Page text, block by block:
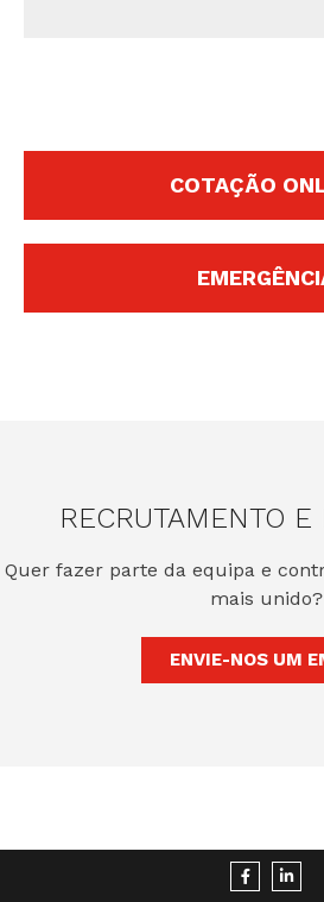
COTAÇÃO
RECRUTAMENTO E
Quer fazer parte da equipa e
mais unido?
ENVIE-NOS UM